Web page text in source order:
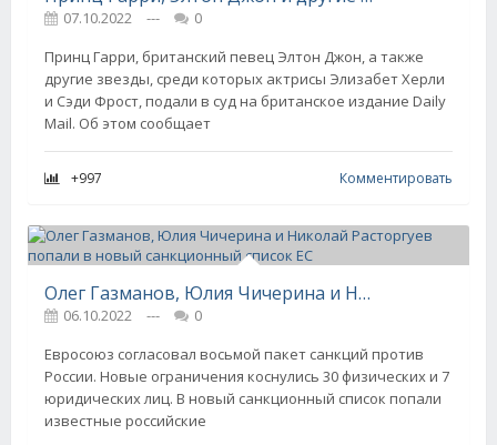
07.10.2022 ---
0
Принц Гарри, британский певец Элтон Джон, а также
другие звезды, среди которых актрисы Элизабет Херли
и Сэди Фрост, подали в суд на британское издание Daily
Mail. Об этом сообщает
+997 Комментировать
Олег Газманов, Юлия Чичерина и Николай Расторгуев попали в новый санкционный список ЕС
06.10.2022 ---
0
Евросоюз согласовал восьмой пакет санкций против
России. Новые ограничения коснулись 30 физических и 7
юридических лиц. В новый санкционный список попали
известные российские